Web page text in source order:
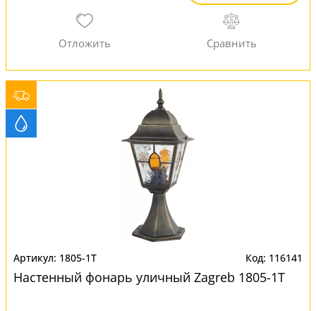
1805-1T 116141
Настенный фонарь уличный Zagreb 1805-1T